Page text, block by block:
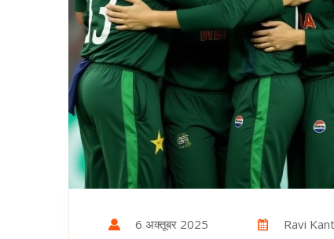
6 अक्तूबर 2025 Ravi Kant